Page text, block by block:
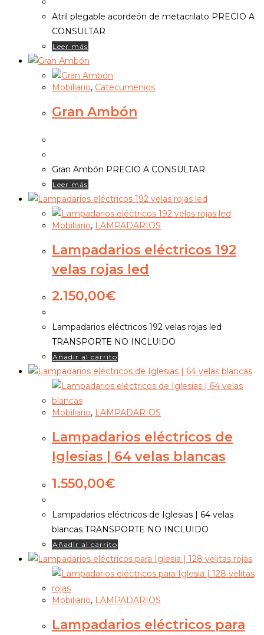
Atril plegable acordeón de metacrilato PRECIO A
CONSULTAR
Leer más
Mobiliario, Catecumenios
Gran Ambón
Gran Ambón PRECIO A CONSULTAR
Leer más
Mobiliario, LAMPADARIOS
Lampadarios eléctricos 192
velas rojas led
2.150,00€
Lampadarios eléctricos 192 velas rojas led
TRANSPORTE NO INCLUIDO
Añadir al carrito
Mobiliario, LAMPADARIOS
Lampadarios eléctricos de
Iglesias | 64 velas blancas
1.550,00€
Lampadarios eléctricos de Iglesias | 64 velas
blancas TRANSPORTE NO INCLUIDO
Añadir al carrito
Mobiliario, LAMPADARIOS
Lampadarios eléctricos para